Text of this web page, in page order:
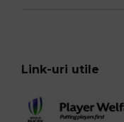
Link-uri utile